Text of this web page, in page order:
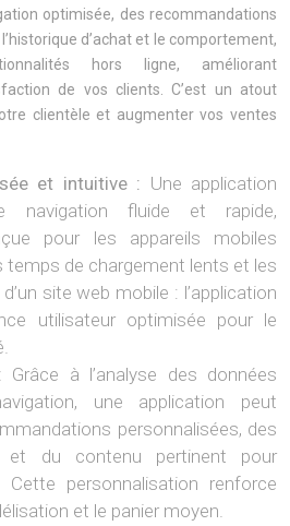
optimisée, des recommandations
d’achat et le comportement,
hors ligne, améliorant
de vos clients. C’est un atout
clientèle et augmenter vos ventes
et intuitive : Une application
navigation fluide et rapide,
pour les appareils mobiles
temps de chargement lents et les
site web mobile : l’application
utilisateur optimisée pour le
Grâce à l’analyse des données
une application peut
personnalisées, des
et du contenu pertinent pour
Cette personnalisation renforce
et le panier moyen.